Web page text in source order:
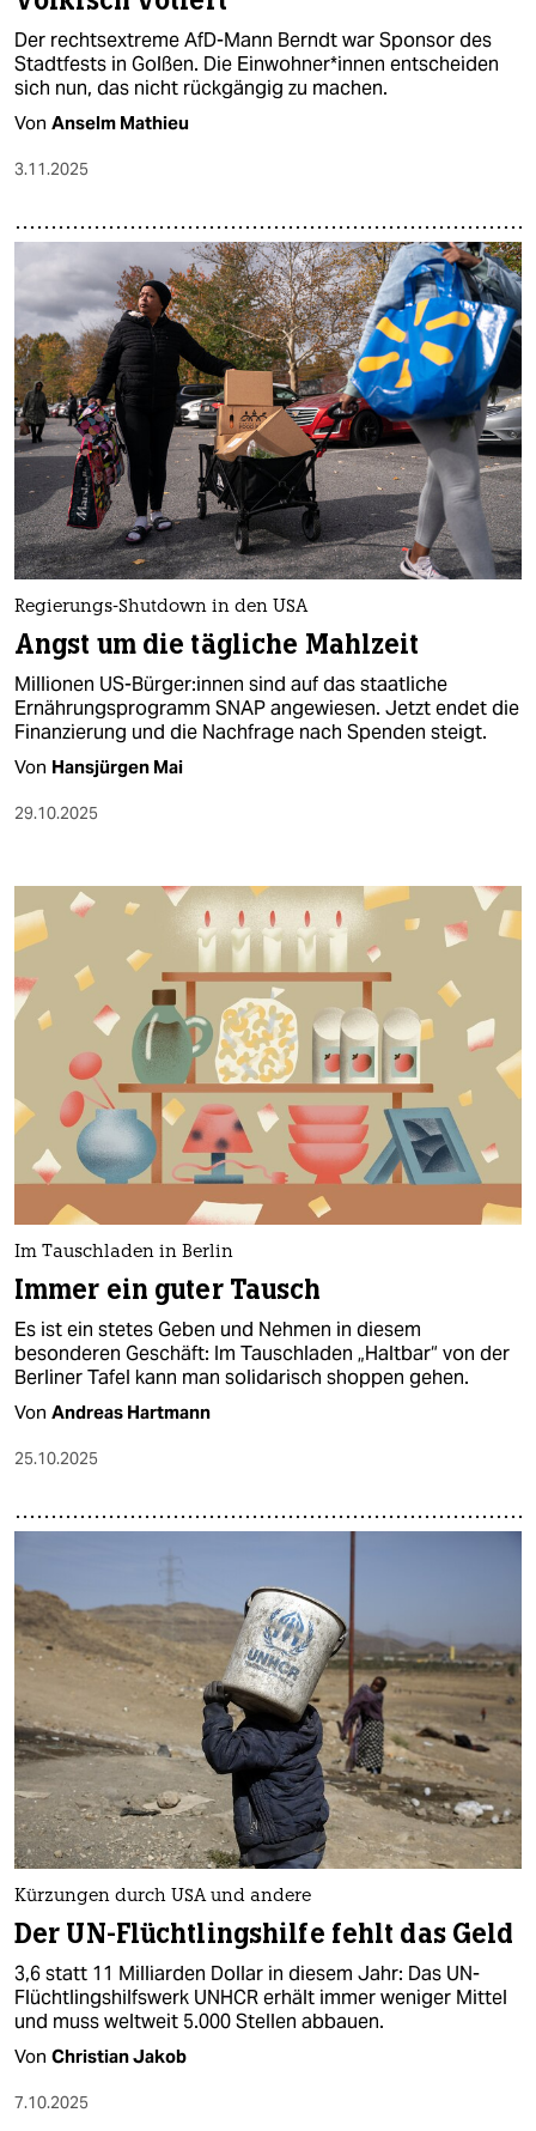
Der rechtsextreme AfD-Mann Berndt war Sponsor des
Stadtfests in Golßen. Die Ein­woh­ne­r*in­nen entscheiden
sich nun, das nicht rückgängig zu machen.
Von Anselm Mathieu
3.11.2025
Regierungs-Shutdown in den USA
Angst um die tägliche Mahlzeit
Millionen US-Bürger:innen sind auf das staatliche
Ernährungsprogramm SNAP angewiesen. Jetzt endet die
Finanzierung und die Nachfrage nach Spenden steigt.
Von Hansjürgen Mai
29.10.2025
Im Tauschladen in Berlin
Immer ein guter Tausch
Es ist ein stetes Geben und Nehmen in diesem
besonderen Geschäft: Im Tauschladen „Haltbar“ von der
Berliner Tafel kann man solidarisch shoppen gehen.
Von Andreas Hartmann
25.10.2025
Kürzungen durch USA und andere
Der UN-Flüchtlingshilfe fehlt das Geld
3,6 statt 11 Milliarden Dollar in diesem Jahr: Das UN-
Flüchtlingshilfswerk UNHCR erhält immer weniger Mittel
und muss weltweit 5.000 Stellen abbauen.
Von Christian Jakob
7.10.2025